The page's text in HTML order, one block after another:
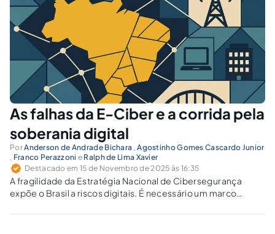
As falhas da E-Ciber e a corrida pela
soberania digital
PorAnderson de Andrade Bichara ,Agostinho Gomes Cascardo Junior
, Franco Perazzoni e Ralph de Lima Xavier
Destacado em 15 de Novembro de 2025 às 16:35
A fragilidade da Estratégia Nacional de Cibersegurança
expõe o Brasil a riscos digitais. É necessário um marco